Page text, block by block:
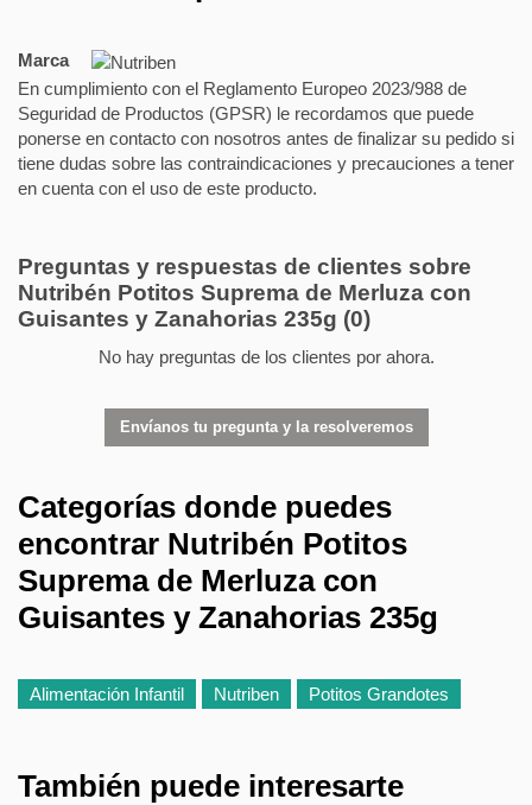
Marca
En cumplimiento con el Reglamento Europeo 2023/988 de
Seguridad de Productos (GPSR) le recordamos que puede
ponerse en contacto con nosotros antes de finalizar su pedido si
tiene dudas sobre las contraindicaciones y precauciones a tener
en cuenta con el uso de este producto.
Preguntas y respuestas de clientes sobre
Nutribén Potitos Suprema de Merluza con
Guisantes y Zanahorias 235g (0)
No hay preguntas de los clientes por ahora.
Envíanos tu pregunta y la resolveremos
Categorías donde puedes
encontrar Nutribén Potitos
Suprema de Merluza con
Guisantes y Zanahorias 235g
Alimentación Infantil Nutriben Potitos Grandotes
También puede interesarte